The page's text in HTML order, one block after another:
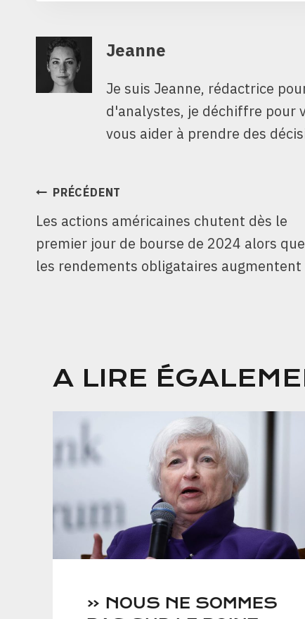
Jeanne
Je suis Jeanne, rédactrice
d'analystes, je déchiffre pour
vous aider à prendre des
NAVIGATION
DE
L’ARTICLE
PRÉCÉDENT
Les actions américaines chutent dès le
premier jour de bourse de 2024 alors que
les rendements obligataires augmentent
A LIRE
« NOUS NE SOMMES